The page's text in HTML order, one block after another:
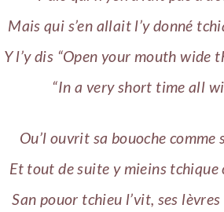
Mais qui s’en allait l’y donné
Y l’y dis “Open your mouth wide
“In a very short time all
Ou’l ouvrit sa bouoche
Et tout de suite y mieins tchique
San pouor tchieu l’vit, ses